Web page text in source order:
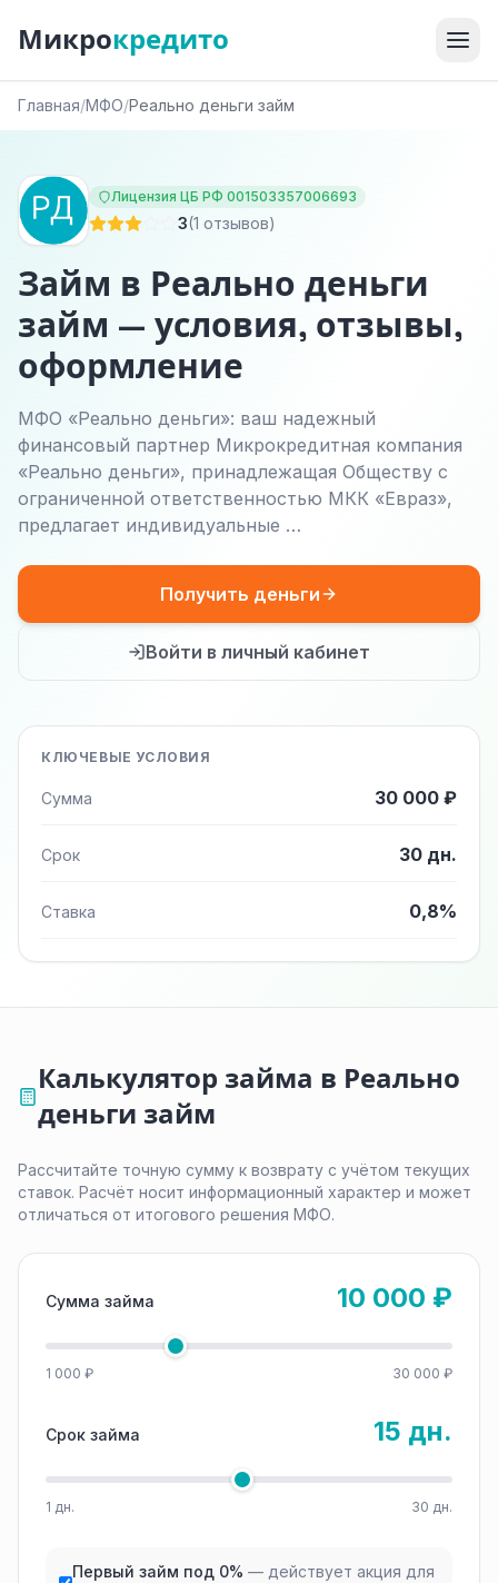
Микрокредито
Главная/МФО/Реально деньги займ
Лицензия ЦБ РФ 001503357006693
3(1 отзывов)
Займ в Реально деньги
займ — условия, отзывы,
оформление
МФО «Реально деньги»: ваш надежный
финансовый партнер Микрокредитная компания
«Реально деньги», принадлежащая Обществу с
ограниченной ответственностью МКК «Евраз»,
предлагает индивидуальные …
Получить деньги
Войти в личный кабинет
КЛЮЧЕВЫЕ УСЛОВИЯ
Сумма 30 000 ₽
Срок 30 дн.
Ставка 0,8%
Калькулятор займа в Реально
деньги займ
Рассчитайте точную сумму к возврату с учётом текущих
ставок. Расчёт носит информационный характер и может
отличаться от итогового решения МФО.
Сумма займа 10 000 ₽
1 000 ₽ 30 000 ₽
Срок займа 15 дн.
1 дн. 30 дн.
Первый займ под 0% — действует акция для